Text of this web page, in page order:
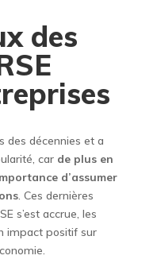
des
des décennies et a
car de plus en
d’assumer
. Ces dernières
s’est accrue, les
impact positif sur